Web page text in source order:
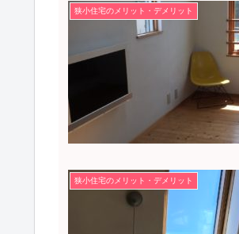
狭小住宅のメリット・デメリット
狭小住宅のメリット・デメリット